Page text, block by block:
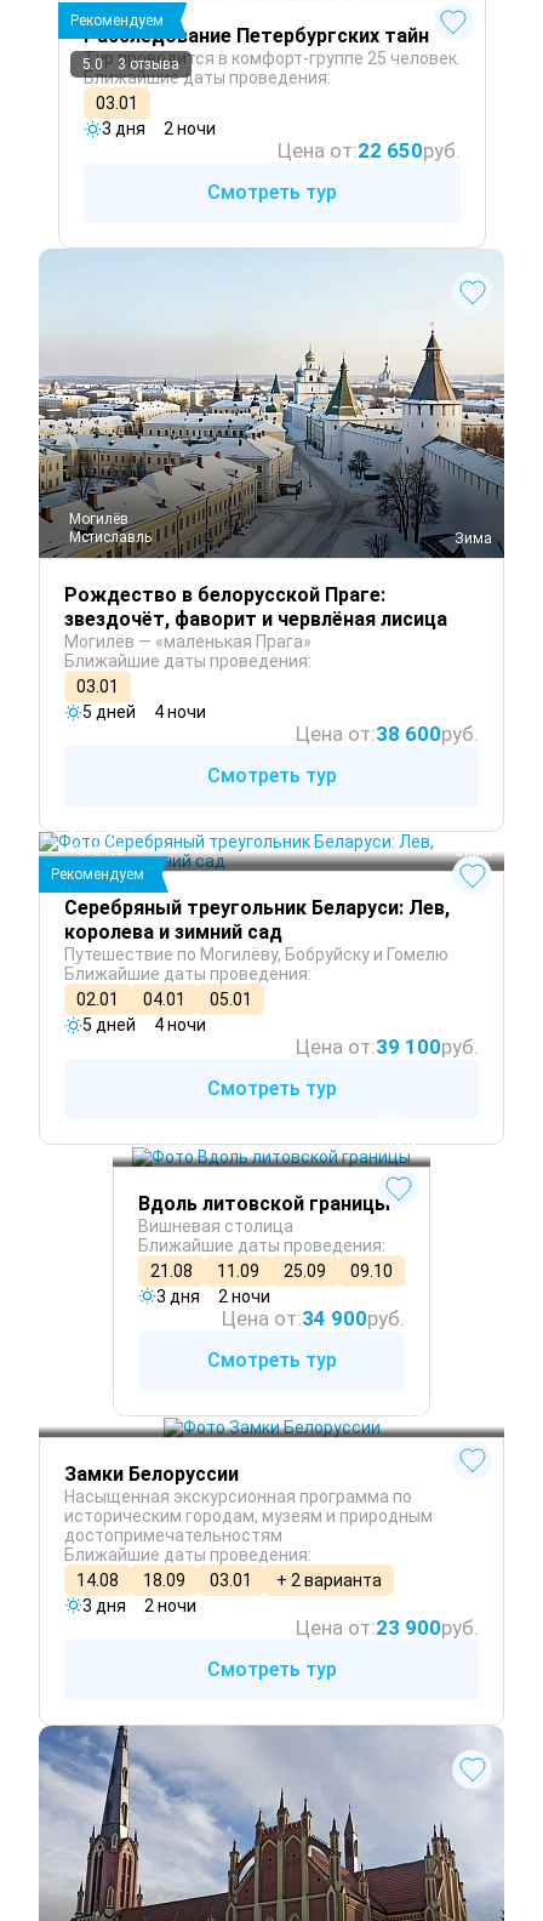
Рекомендуем
5.0 3 отзыва
Расследование Петербургских тайн
Тур проводится в комфорт-группе 25 человек.
Ближайшие даты проведения:
03.01
3 дня
2 ночи
Цена от:22 650руб.
Смотреть тур
Могилёв
Мстиславль
Зима
Рождество в белорусской Праге:
звездочёт, фаворит и червлёная лисица
Могилёв — «маленькая Прага»
Ближайшие даты проведения:
03.01
5 дней
4 ночи
Цена от:38 600руб.
Смотреть тур
Бобруйск
Рогачёв
Рекомендуем
Зима
Серебряный треугольник Беларуси: Лев,
королева и зимний сад
Путешествие по Могилёву, Бобруйску и Гомелю
Ближайшие даты проведения:
02.01
04.01
05.01
5 дней
4 ночи
Цена от:39 100руб.
Смотреть тур
Полоцк
Весна
Вдоль литовской границы
Вишневая столица
Ближайшие даты проведения:
21.08
11.09 25.09
09.10
3 дня
2 ночи
Цена от:34 900руб.
Смотреть тур
Витебск
Беларусь
Круглый год
Замки Белоруссии
Насыщенная экскурсионная программа по
историческим городам, музеям и природным
достопримечательностям
Ближайшие даты проведения:
14.08
18.09 03.01
+ 2 варианта
3 дня
2 ночи
Цена от:23 900руб.
Смотреть тур